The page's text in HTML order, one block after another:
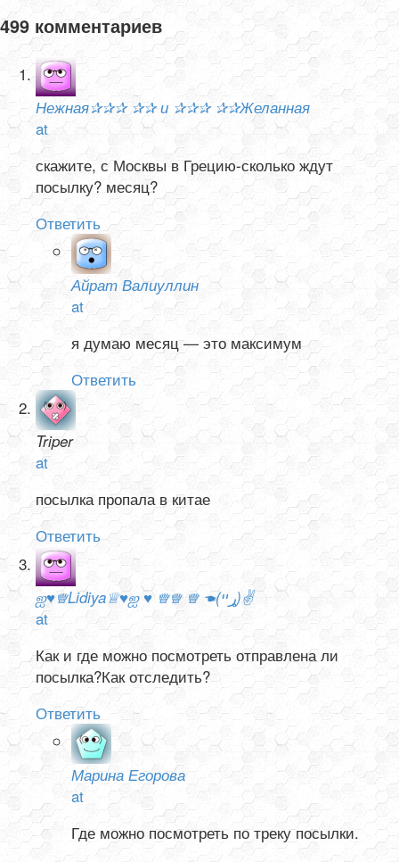
499 комментариев
Нежная✰✰✰ ✰✰ и ✰✰✰ ✰✰Желанная
at
скажите, с Москвы в Грецию-сколько ждут
посылку? месяц?
Ответить
Айрат Валиуллин
at
я думаю месяц — это максимум
Ответить
Triper
at
посылка пропала в китае
Ответить
ஐ♥♕Lidiya♕♥ஐ ♥ ♕♕ ♕ ☚(ړײ)✌
at
Как и где можно посмотреть отправлена ли
посылка?Как отследить?
Ответить
Марина Егорова
at
Где можно посмотреть по треку посылки.